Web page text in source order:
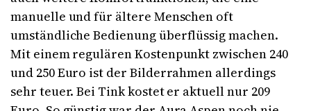
manuelle und für ältere Menschen oft
umständliche Bedienung überflüssig machen.
Mit einem regulären Kostenpunkt zwischen 240
und 250 Euro ist der Bilderrahmen allerdings
sehr teuer. Bei Tink kostet er aktuell nur 209